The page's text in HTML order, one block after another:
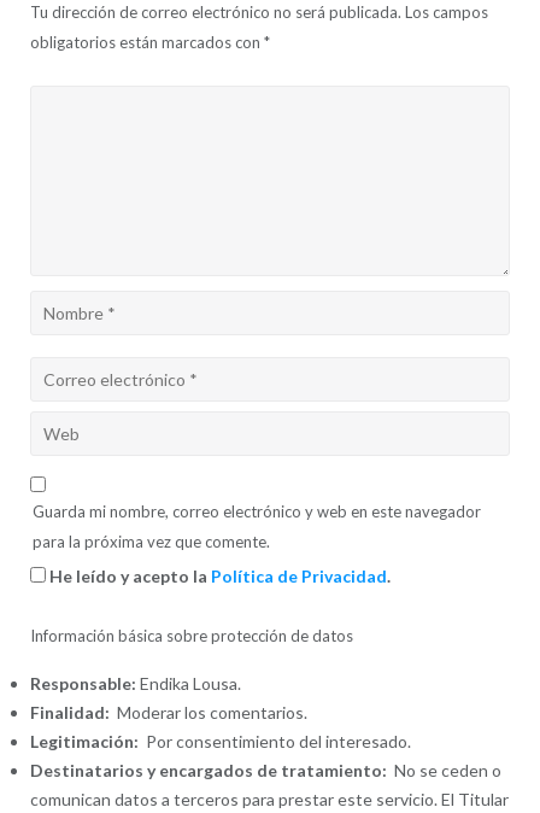
Tu dirección de correo electrónico no será publicada. Los campos
obligatorios están marcados con *
Guarda mi nombre, correo electrónico y web en este navegador
para la próxima vez que comente.
He leído y acepto la Política de Privacidad.
Información básica sobre protección de datos
Responsable: Endika Lousa.
Finalidad: Moderar los comentarios.
Legitimación: Por consentimiento del interesado.
Destinatarios y encargados de tratamiento: No se ceden o
comunican datos a terceros para prestar este servicio. El Titular